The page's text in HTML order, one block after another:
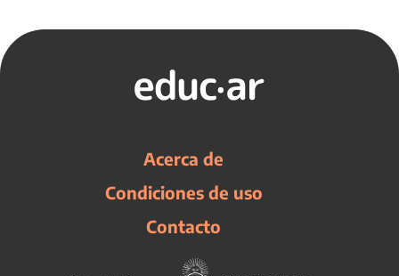
Acerca de
Condiciones de uso
Contacto